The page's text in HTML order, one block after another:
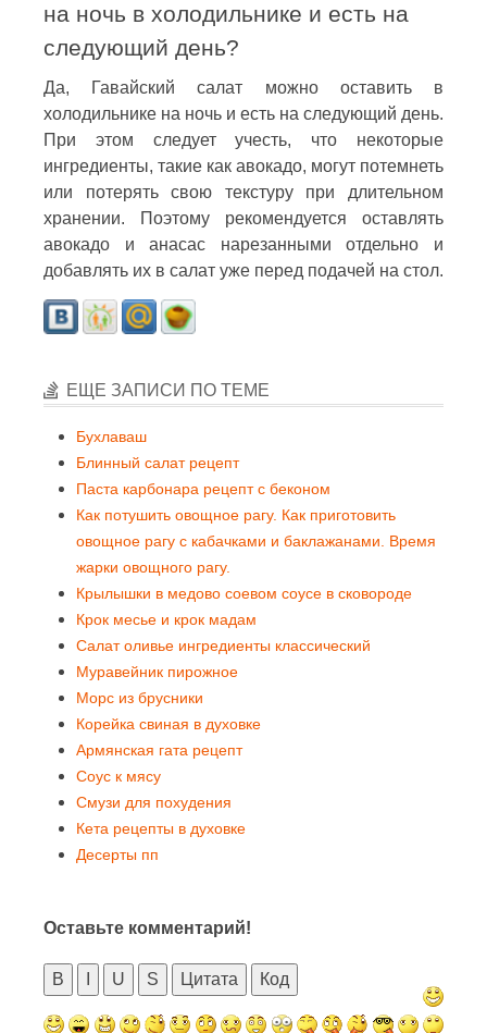
на ночь в холодильнике и есть на
следующий день?
Да, Гавайский салат можно оставить в
холодильнике на ночь и есть на следующий день.
При этом следует учесть, что некоторые
ингредиенты, такие как авокадо, могут потемнеть
или потерять свою текстуру при длительном
хранении. Поэтому рекомендуется оставлять
авокадо и анасас нарезанными отдельно и
добавлять их в салат уже перед подачей на стол.
ЕЩЕ ЗАПИСИ ПО ТЕМЕ
Бухлаваш
Блинный салат рецепт
Паста карбонара рецепт с беконом
Как потушить овощное рагу. Как приготовить
овощное рагу с кабачками и баклажанами. Время
жарки овощного рагу.
Крылышки в медово соевом соусе в сковороде
Крок месье и крок мадам
Салат оливье ингредиенты классический
Муравейник пирожное
Морс из брусники
Корейка свиная в духовке
Армянская гата рецепт
Соус к мясу
Смузи для похудения
Кета рецепты в духовке
Десерты пп
Оставьте комментарий!
B U S Цитата Код